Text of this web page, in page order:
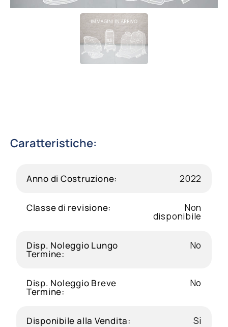
Caratteristiche:
Anno di Costruzione: 2022
Classe di revisione: Non
disponibile
Disp. Noleggio Lungo
Termine:
No
Disp. Noleggio Breve
Termine:
No
Disponibile alla Vendita: Si